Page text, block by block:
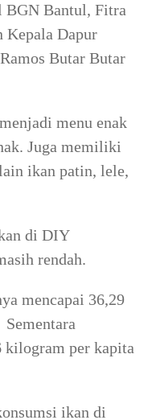
Bantul, Fitra
Kepala Dapur
Butar Butar
menu enak
Juga memiliki
ikan patin, lele,
di DIY
rendah.
mencapai 36,29
kilogram per kapita
ikan di